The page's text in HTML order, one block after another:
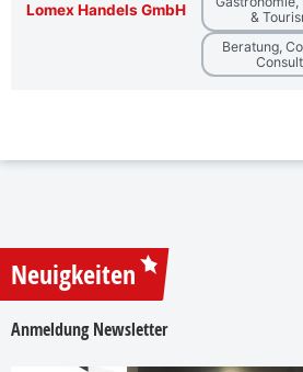
Lomex Handels GmbH
&
Beratung,
Neuigkeiten
Anmeldung Newsletter